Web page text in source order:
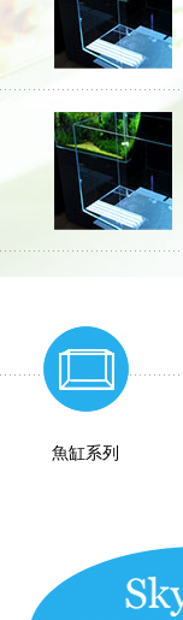
魚缸系列